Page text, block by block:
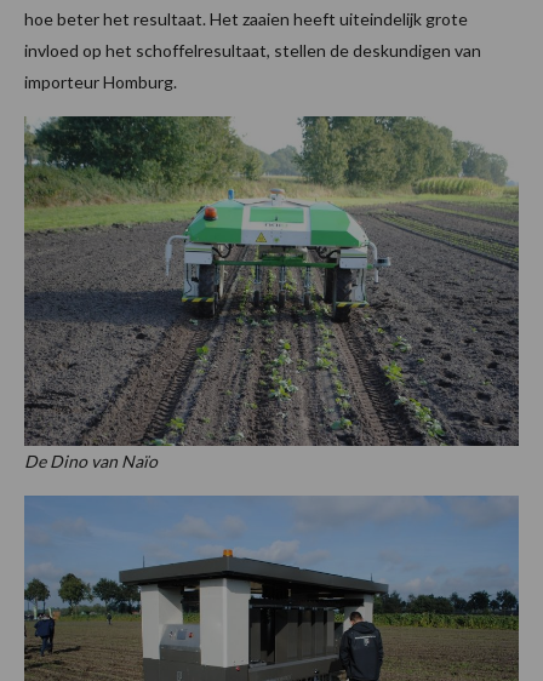
hoe beter het resultaat. Het zaaien heeft uiteindelijk grote
invloed op het schoffelresultaat, stellen de deskundigen van
importeur Homburg.
De Dino van Naïo